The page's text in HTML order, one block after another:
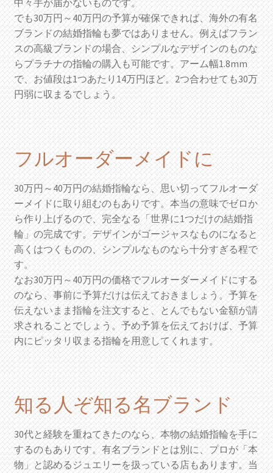
中々手が届かないものです。
でも30万円～40万円の予算が確保できれば、海外の有名
ブランドの結婚指輪も夢ではありません。例えばフラン
スの高級ブランドの場合、シンプルなデザインのものな
らプラチナの指輪の購入も可能です。アーム幅1.8mm
で、お値段は1つあたり14万円ほど。2つ合わせても30万
円弱に収まるでしょう。
フルオーダーメイドに
30万円～40万円の結婚指輪なら、思い切ってフルオーダ
ーメイドに取り組むのもありです。本当の意味でゼロか
ら作り上げるので、完全なる「世界に1つだけの結婚指
輪」の完成です。デザインがゴージャスなものになると
高くはつくものの、シンプルなものなら十分すぎる程で
す。
なお30万円～40万円の価格でフルオーダーメイドにする
のなら、事前に予算だけは伝えておきましょう。予算を
伝えないまま指輪を注文すると、とんでもない金額が請
求されることでしょう。予め予算を伝えておけば、予算
内にピッタリ収まる指輪を用意してくれます。
知る人ぞ知る名ブランド
30代と経験を重ねてきたのなら、本物の結婚指輪を手に
するのもありです。有名ブランドとは別に、プロが「本
物」と認めるジュエリーを扱っている店もあります。当